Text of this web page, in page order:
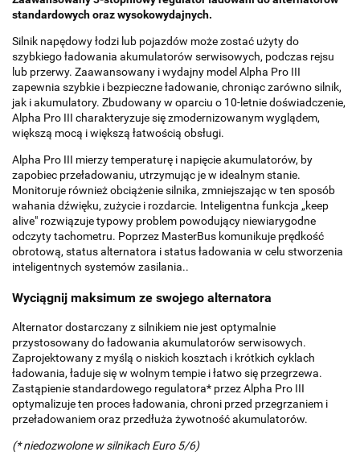
standardowych oraz wysokowydajnych.
Silnik napędowy łodzi lub pojazdów może zostać użyty do
szybkiego ładowania akumulatorów serwisowych, podczas rejsu
lub przerwy. Zaawansowany i wydajny model Alpha Pro III
zapewnia szybkie i bezpieczne ładowanie, chroniąc zarówno silnik,
jak i akumulatory. Zbudowany w oparciu o 10-letnie doświadczenie,
Alpha Pro III charakteryzuje się zmodernizowanym wyglądem,
większą mocą i większą łatwością obsługi.
Alpha Pro III mierzy temperaturę i napięcie akumulatorów, by
zapobiec przeładowaniu, utrzymując je w idealnym stanie.
Monitoruje również obciążenie silnika, zmniejszając w ten sposób
wahania dźwięku, zużycie i rozdarcie. Inteligentna funkcja „keep
alive" rozwiązuje typowy problem powodujący niewiarygodne
odczyty tachometru. Poprzez MasterBus komunikuje prędkość
obrotową, status alternatora i status ładowania w celu stworzenia
inteligentnych systemów zasilania..
Wyciągnij maksimum ze swojego alternatora
Alternator dostarczany z silnikiem nie jest optymalnie
przystosowany do ładowania akumulatorów serwisowych.
Zaprojektowany z myślą o niskich kosztach i krótkich cyklach
ładowania, ładuje się w wolnym tempie i łatwo się przegrzewa.
Zastąpienie standardowego regulatora* przez Alpha Pro III
optymalizuje ten proces ładowania, chroni przed przegrzaniem i
przeładowaniem oraz przedłuża żywotność akumulatorów.
(* niedozwolone w silnikach Euro 5/6)